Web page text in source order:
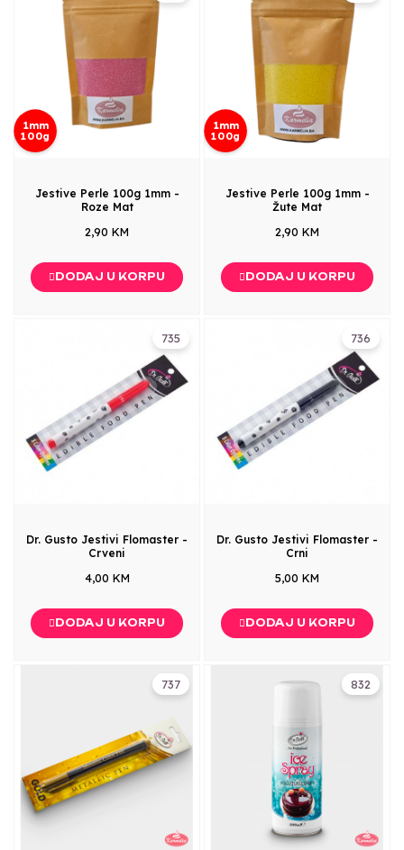
1mm
100g
Jestive Perle 100g 1mm -
Roze Mat
2,90 KM
DODAJ U KORPU
1mm
100g
Jestive Perle 100g 1mm -
Žute Mat
2,90 KM
DODAJ U KORPU
735
Dr. Gusto Jestivi Flomaster -
Crveni
4,00 KM
DODAJ U KORPU
736
Dr. Gusto Jestivi Flomaster -
Crni
5,00 KM
DODAJ U KORPU
737 832